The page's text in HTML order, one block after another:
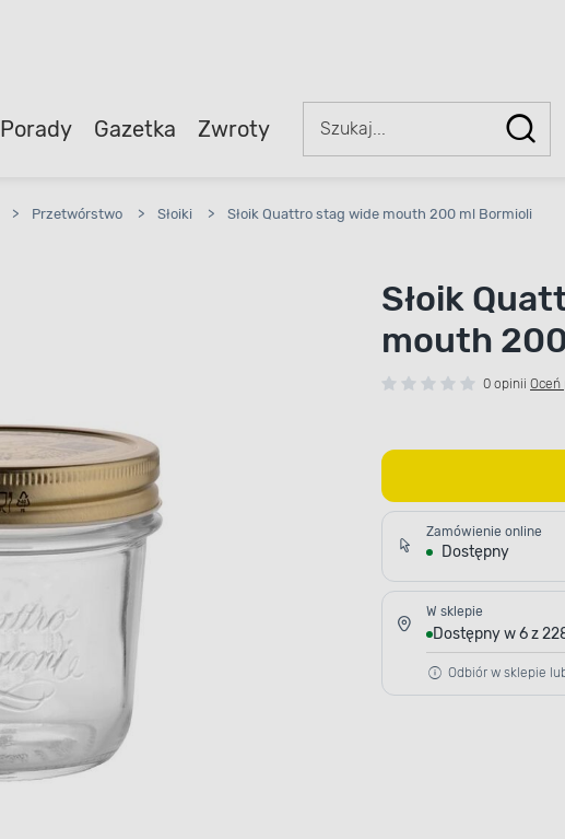
Porady Gazetka Zwroty
> Przetwórstwo > Słoiki > Słoik Quattro stag wide mouth 200 ml Bormioli
Słoik
mouth
0 opinii Oceń
Zamówienie online
Dostępny
W sklepie
Dostępny w 6 z
Odbiór w sklepie